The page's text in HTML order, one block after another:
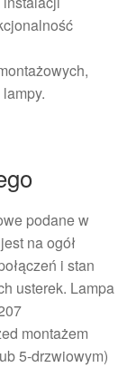
podane w
na ogół
i stan
usterek. Lampa
montażem
5-drzwiowym)